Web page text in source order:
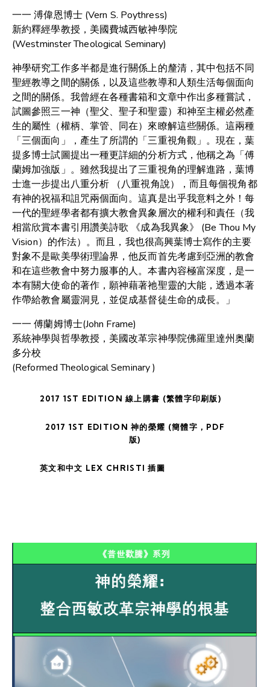
一一 溥偉恩博士 (Vern S. Poythress)
新約釋經學教授，美國費城西敏神學院
(Westminster Theological Seminary)
神學研究工作多半都是進行關係上的釐清，其中包括不同
聖經教導之間的關係，以及這些教導和人類生活每個面向
之間的關係。我曾經在各種書箱和文章中作出多種嘗試，
試圖參照三一神（聖父、聖子和聖靈）和神至主權必然產
生的屬性（權柄、掌管、同在）來瞭解這些關係。這兩種
「三個面向」，產生了所謂的「三重視角觀」。現在，葉
提多博士試圖提出一種更詳細的分析方式，他稱之為「傅
蘭姆加強版」。雖然我提出了三重視角的理解進路，葉博
士進一步提出八重分析 （八重視角說），而且每個視角都
有神的祝福和詛咒兩個面向。這真是出乎我意料之外！每
一代的聖經學者都有擴大教會異象層次的權利和責任（我
相當欣賞本書引用讚美詩歌 《成為我異象》 (Be Thou My
Vision）的作法）。而且，我也很高興葉博士寫作的主要
對象不是歐美學術理論界，他反而首先考慮到亞洲的教會
和在這些教會中努力服事的人。本書內容極富深度，是一
本有關大使命的著作，願神藉著祂聖靈的大能，透過本著
作帶給教會屬靈洞見，並促成基督徒生命的成長。」
一一 傅蘭姆博士(John Frame)
系統神學與哲學教授，美國改革宗神學院佛羅里達州奥蘭
多分校
(Reformed Theological Seminary )
2017 1ST EDITION 線上購書 (繁體字印刷版)
2017 1ST EDITION 神的榮耀 (簡體字，PDF
版)
英文和中文 LEX CHRISTI 插圖